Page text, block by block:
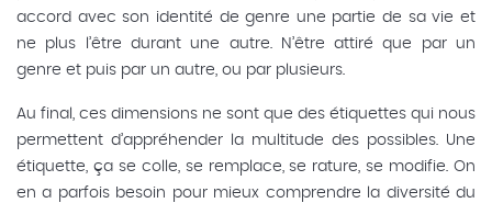
accord avec son identité de genre une partie de sa vie et
ne plus l’être durant une autre. N’être attiré que par un
genre et puis par un autre, ou par plusieurs.
Au final, ces dimensions ne sont que des étiquettes qui nous
permettent d’appréhender la multitude des possibles. Une
étiquette, ça se colle, se remplace, se rature, se modifie. On
en a parfois besoin pour mieux comprendre la diversité du